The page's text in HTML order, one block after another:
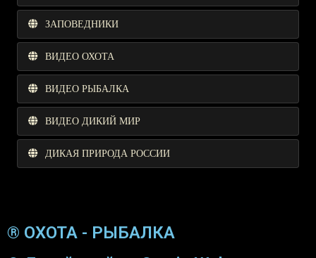
ЗАПОВЕДНИКИ
ВИДЕО ОХОТА
ВИДЕО РЫБАЛКА
ВИДЕО ДИКИЙ МИР
ДИКАЯ ПРИРОДА РОССИИ
® ОХОТА - РЫБАЛКА